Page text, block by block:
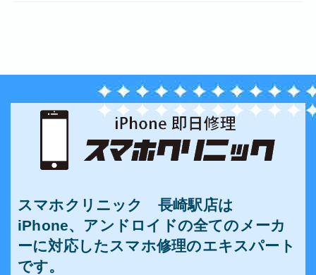
スマホクリニック 長崎駅店は
iPhone、アンドロイドの全てのメーカ
ーに対応したスマホ修理のエキスパート
です。